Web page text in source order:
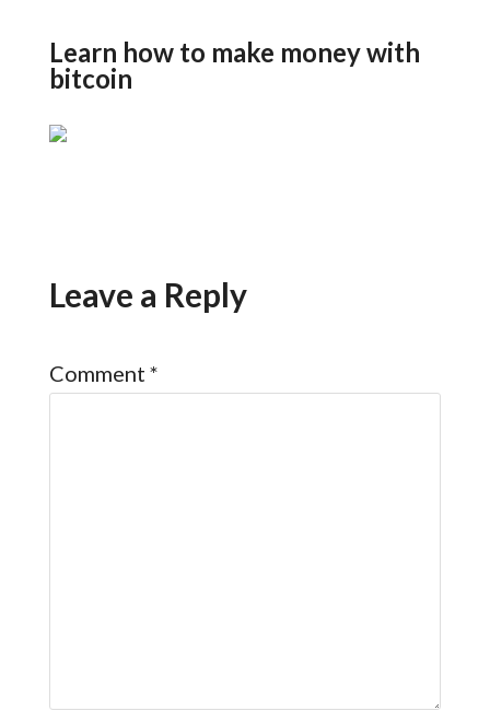
Learn how to make money with
bitcoin
Leave a Reply
Comment *